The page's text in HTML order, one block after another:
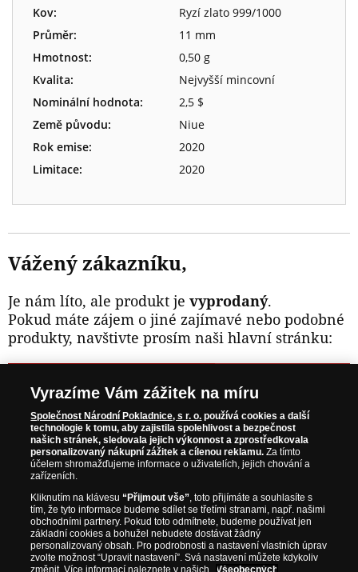
Kov:
Ryzí zlato 999/1000
Průměr:
11 mm
Hmotnost:
0,50 g
Kvalita:
Nejvyšší mincovní
Nominální hodnota:
2,5 $
Země původu:
Niue
Rok emise:
2020
Limitace:
2020
Vážený zákazníku,
Je nám líto, ale produkt je vyprodaný.
Pokud máte zájem o jiné zajímavé nebo podobné
produkty, navštivte prosím naši hlavní stránku:
NAVŠTIVTE ZAJÍMAVÉ PRODUKTY NA
WWW.NARODNIPOKLADNICE.CZ
Prosím informujte mě, jakmile bude produkt opět skladem.
NAŠE ZÁRUKY
Bezpečný nákup
Vyrazíme Vám zážitek na míru
Společnost Národní Pokladnice, s r. o. používá cookies a další
technologie k tomu, aby zajistila spolehlivost a bezpečnost
našich stránek, sledovala jejich výkonnost a zprostředkovala
personalizovaný nákupní zážitek a cílenou reklamu. Za tímto
účelem shromažďujeme informace o uživatelích, jejich chování a
zařízeních.
Kliknutím na klávesu“Přijmout vše”, toto přijímáte a souhlasíte s
tím, že tyto informace budeme sdílet se třetími stranami, např. našimi
obchodními partnery. Pokud toto odmítnete, budeme používat jen
základní cookies a bohužel nebudete dostávat žádný
personalizovaný obsah. Pro podrobnosti a nastavení vlastních úprav
zvolte možnost “Upravit nastavení”. Svá nastavení můžete kdykoliv
změnit. Více informací naleznete v našich
Všeobecných